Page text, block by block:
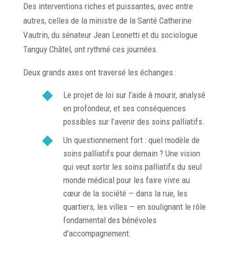
Des interventions riches et puissantes, avec entre
autres, celles de la ministre de la Santé Catherine
Vautrin, du sénateur Jean Leonetti et du sociologue
Tanguy Châtel, ont rythmé ces journées.
Deux grands axes ont traversé les échanges :
Le projet de loi sur l’aide à mourir, analysé
en profondeur, et ses conséquences
possibles sur l’avenir des soins palliatifs.
Un questionnement fort : quel modèle de
soins palliatifs pour demain ? Une vision
qui veut sortir les soins palliatifs du seul
monde médical pour les faire vivre au
cœur de la société — dans la rue, les
quartiers, les villes — en soulignant le rôle
fondamental des bénévoles
d’accompagnement.